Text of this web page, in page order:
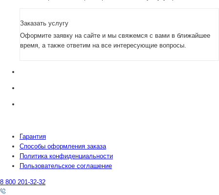
Заказать услугу
Оформите заявку на сайте и мы свяжемся с вами в ближайшее
время, а также ответим на все интересующие вопросы.
Гарантия
Способы оформления заказа
Политика конфиденциальности
Пользовательское соглашение
8 800 201-32-32